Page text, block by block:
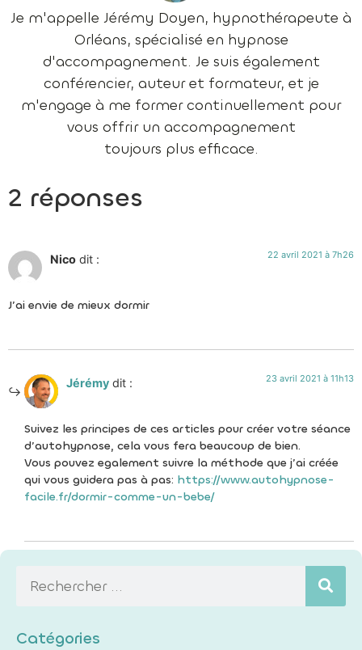
Je m'appelle Jérémy Doyen, hypnothérapeute à
Orléans, spécialisé en hypnose
d'accompagnement. Je suis également
conférencier, auteur et formateur, et je
m'engage à me former continuellement pour
vous offrir un accompagnement
toujours plus efficace.
2 réponses
Nico dit : 22 avril 2021 à 7h26
J’ai envie de mieux dormir
Jérémy dit : 23 avril 2021 à 11h13
Suivez les principes de ces articles pour créer votre séance
d’autohypnose, cela vous fera beaucoup de bien.
Vous pouvez egalement suivre la méthode que j’ai créée
qui vous guidera pas à pas: https://www.autohypnose-
facile.fr/dormir-comme-un-bebe/
Catégories